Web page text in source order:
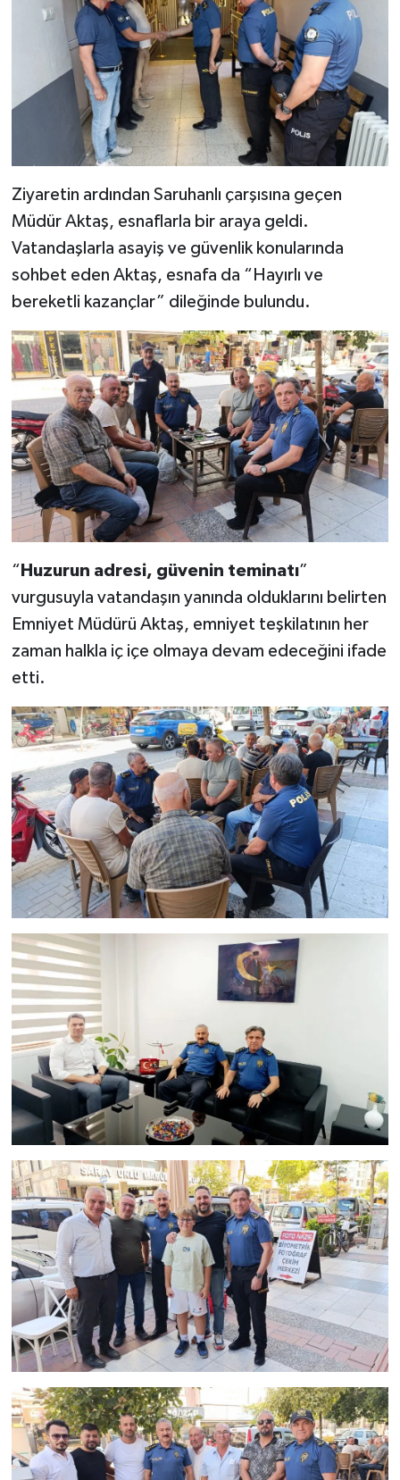
Ziyaretin ardından Saruhanlı çarşısına geçen
Müdür Aktaş, esnaflarla bir araya geldi.
Vatandaşlarla asayiş ve güvenlik konularında
sohbet eden Aktaş, esnafa da “Hayırlı ve
bereketli kazançlar” dileğinde bulundu.
“ Huzurun adresi, güvenin teminatı”
vurgusuyla vatandaşın yanında olduklarını belirten
Emniyet Müdürü Aktaş, emniyet teşkilatının her
zaman halkla iç içe olmaya devam edeceğini ifade
etti.